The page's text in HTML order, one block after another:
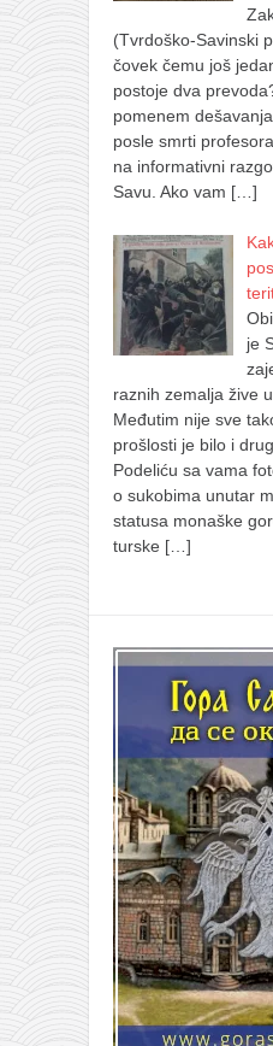
(Tvrdoško-Savinski
čovek čemu još
postoje dva
pomenem
posle smrti
na informativni
Savu. Ako vam […]
je
raznih zemalja žive
Međutim nije sve
prošlosti je bilo i
Podeliću sa vama
o sukobima unutar
statusa monaške
turske […]